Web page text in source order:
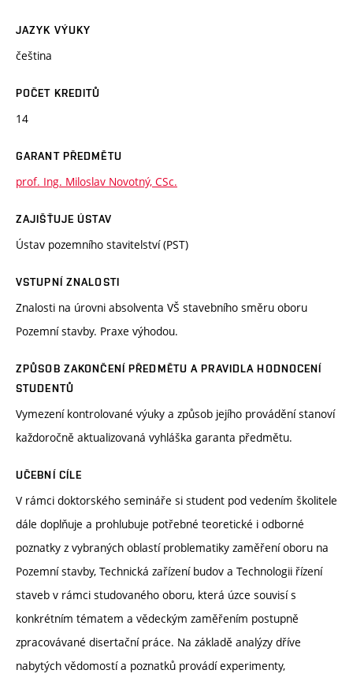
JAZYK VÝUKY
čeština
POČET KREDITŮ
14
GARANT PŘEDMĚTU
prof. Ing. Miloslav Novotný, CSc.
ZAJIŠŤUJE ÚSTAV
Ústav pozemního stavitelství (PST)
VSTUPNÍ ZNALOSTI
Znalosti na úrovni absolventa VŠ stavebního směru oboru
Pozemní stavby. Praxe výhodou.
ZPŮSOB ZAKONČENÍ PŘEDMĚTU A PRAVIDLA HODNOCENÍ
STUDENTŮ
Vymezení kontrolované výuky a způsob jejího provádění stanoví
každoročně aktualizovaná vyhláška garanta předmětu.
UČEBNÍ CÍLE
V rámci doktorského semináře si student pod vedením školitele
dále doplňuje a prohlubuje potřebné teoretické i odborné
poznatky z vybraných oblastí problematiky zaměření oboru na
Pozemní stavby, Technická zařízení budov a Technologii řízení
staveb v rámci studovaného oboru, která úzce souvisí s
konkrétním tématem a vědeckým zaměřením postupně
zpracovávané disertační práce. Na základě analýzy dříve
nabytých vědomostí a poznatků provádí experimenty,